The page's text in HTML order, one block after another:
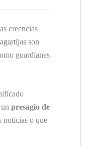
creencias
son
guardianes
presagio de
noticias o que